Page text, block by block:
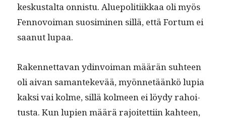
keskustal­ta onnis­tu. Alue­poli­ti­ikkaa oli myös
Fen­novoiman suosimi­nen sil­lä, että For­tum ei
saanut lupaa.
Raken­net­ta­van ydin­voiman määrän suh­teen
oli aivan saman­tekevää, myön­netäänkö lupia
kak­si vai kolme, sil­lä kolmeen ei löy­dy rahoi­
tus­ta. Kun lupi­en määrä rajoitet­ti­in kah­teen,